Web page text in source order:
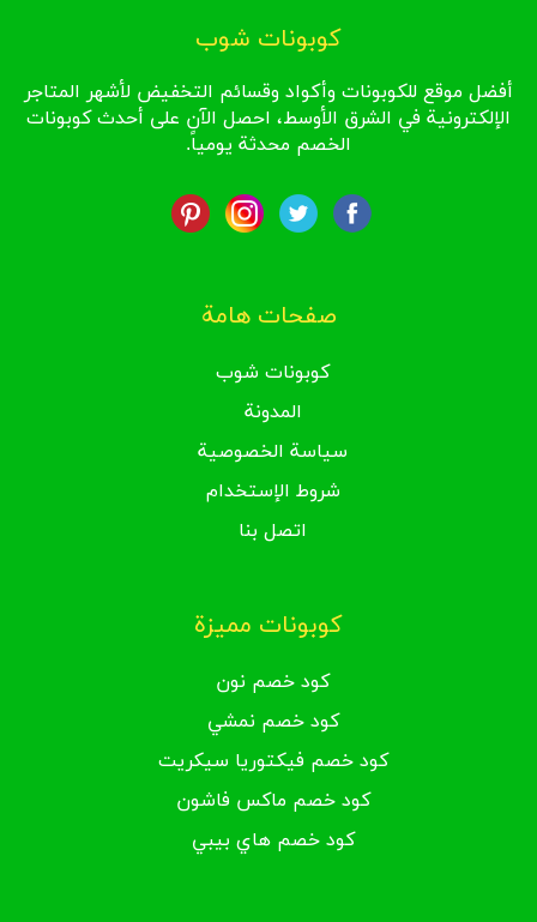
كوبونات شوب
أفضل موقع للكوبونات وأكواد وقسائم التخفيض لأشهر المتاجر
الإلكترونية في الشرق الأوسط، احصل الآن على أحدث كوبونات
الخصم محدثة يومياً.
صفحات هامة
كوبونات شوب
المدونة
سياسة الخصوصية
شروط الإستخدام
اتصل بنا
كوبونات مميزة
كود خصم نون
كود خصم نمشي
كود خصم فيكتوريا سيكريت
كود خصم ماكس فاشون
كود خصم هاي بيبي